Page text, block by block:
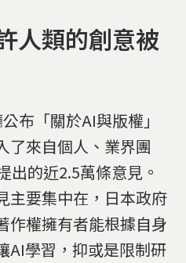
人類的創意被
布「關於AI與版權」
了來自個人、業界團
出的近2.5萬條意見。
主要集中在，日本政府
作權擁有者能根據自身
AI學習，抑或是限制研